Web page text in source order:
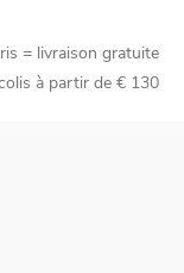
= livraison gratuite
à partir de € 130